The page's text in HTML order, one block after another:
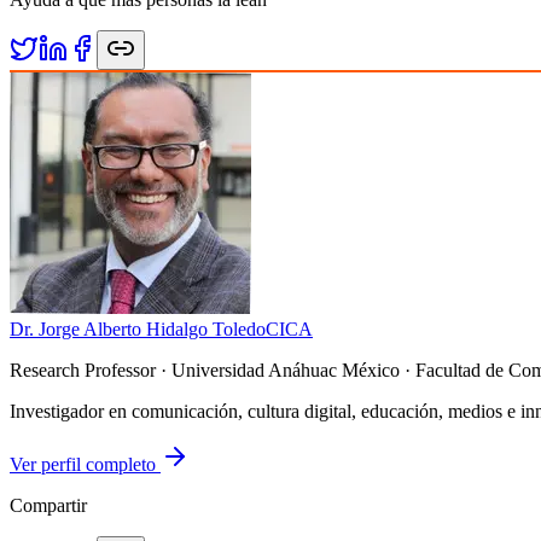
Dr. Jorge Alberto Hidalgo ToledoCICA
Research Professor· Universidad Anáhuac México · Facultad de
Investigador en comunicación, cultura digital, educación, medios e
Ver perfil completo
Compartir